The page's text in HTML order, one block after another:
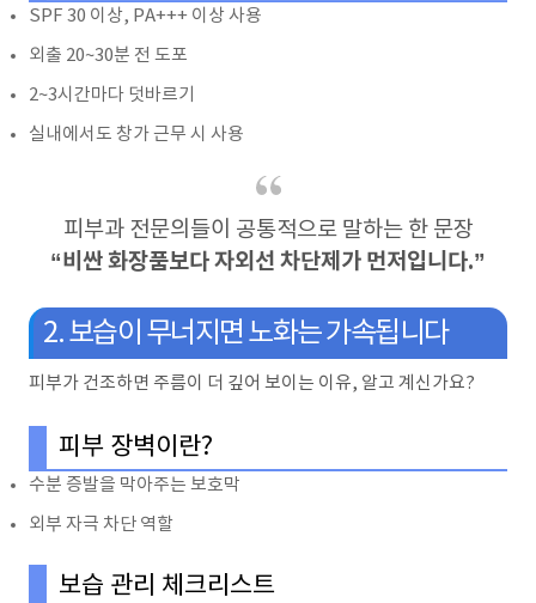
SPF 30 이상, PA+++ 이상 사용
외출 20~30분 전 도포
2~3시간마다 덧바르기
실내에서도 창가 근무 시 사용
피부과 전문의들이 공통적으로 말하는 한 문장
“비싼 화장품보다 자외선 차단제가 먼저입니다.”
2. 보습이 무너지면 노화는 가속됩니다
피부가 건조하면 주름이 더 깊어 보이는 이유, 알고 계신가요?
피부 장벽이란?
수분 증발을 막아주는 보호막
외부 자극 차단 역할
보습 관리 체크리스트